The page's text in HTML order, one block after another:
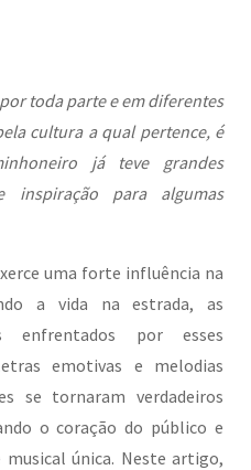
toda parte e em diferentes
cultura a qual pertence, é
já teve grandes
inspiração para algumas
uma forte influência na
a vida na estrada, as
por esses
emotivas e melodias
se tornaram verdadeiros
o coração do público e
única. Neste artigo,